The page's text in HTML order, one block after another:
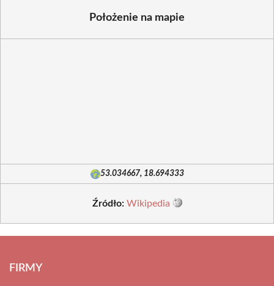
Położenie na mapie
53.034667, 18.694333
Źródło: Wikipedia
FIRMY